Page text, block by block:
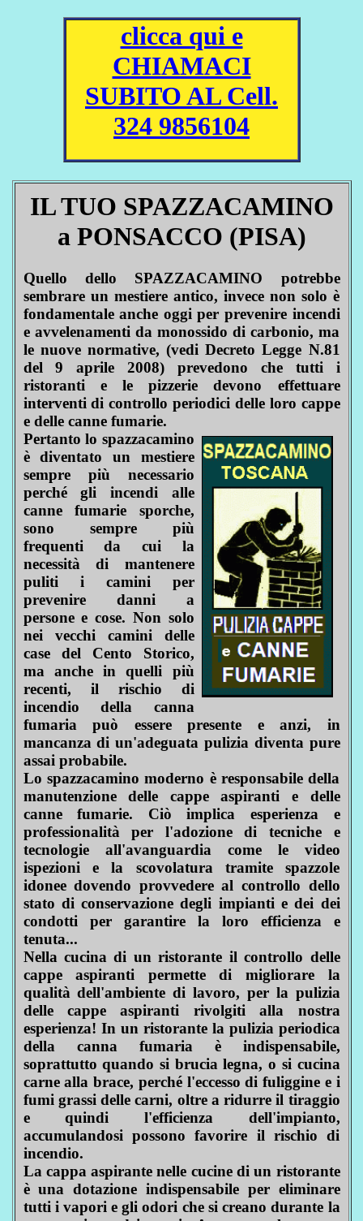
clicca qui e
CHIAMACI
SUBITO AL Cell.
324 9856104
IL TUO SPAZZACAMINO
a PONSACCO (PISA)
Quello dello SPAZZACAMINO potrebbe
sembrare un mestiere antico, invece non solo è
fondamentale anche oggi per prevenire incendi
e avvelenamenti da monossido di carbonio, ma
le nuove normative, (vedi Decreto Legge N.81
del 9 aprile 2008) prevedono che tutti i
ristoranti e le pizzerie devono effettuare
interventi di controllo periodici delle loro cappe
e delle canne fumarie.
Pertanto lo spazzacamino
è diventato un mestiere
sempre più necessario
perché gli incendi alle
canne fumarie sporche,
sono sempre più
frequenti da cui la
necessità di mantenere
puliti i camini per
prevenire danni a
persone e cose. Non solo
nei vecchi camini delle
case del Cento Storico,
ma anche in quelli più
recenti, il rischio di
incendio della canna
fumaria può essere presente e anzi, in
mancanza di un'adeguata pulizia diventa pure
assai probabile.
Lo spazzacamino moderno è responsabile della
manutenzione delle cappe aspiranti e delle
canne fumarie. Ciò implica esperienza e
professionalità per l'adozione di tecniche e
tecnologie all'avanguardia come le video
ispezioni e la scovolatura tramite spazzole
idonee dovendo provvedere al controllo dello
stato di conservazione degli impianti e dei dei
condotti per garantire la loro efficienza e
tenuta...
Nella cucina di un ristorante il controllo delle
cappe aspiranti permette di migliorare la
qualità dell'ambiente di lavoro, per la pulizia
delle cappe aspiranti rivolgiti alla nostra
esperienza! In un ristorante la pulizia periodica
della canna fumaria è indispensabile,
soprattutto quando si brucia legna, o si cucina
carne alla brace, perché l'eccesso di fuliggine e i
fumi grassi delle carni, oltre a ridurre il tiraggio
e quindi l'efficienza dell'impianto,
accumulandosi possono favorire il rischio di
incendio.
La cappa aspirante nelle cucine di un ristorante
è una dotazione indispensabile per eliminare
tutti i vapori e gli odori che si creano durante la